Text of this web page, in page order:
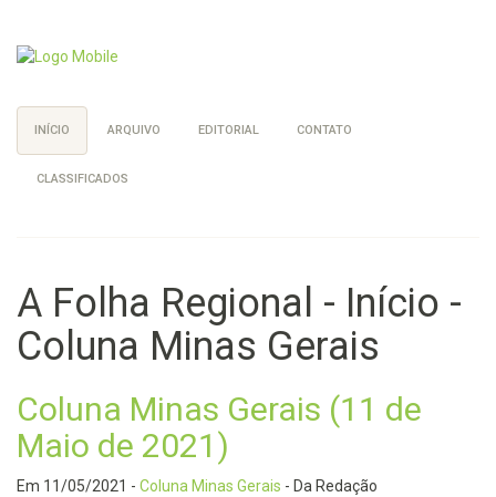
INÍCIO ARQUIVO EDITORIAL CONTATO
CLASSIFICADOS
A Folha Regional - Início -
Coluna Minas Gerais
Coluna Minas Gerais (11 de
Maio de 2021)
Em 11/05/2021 - Coluna Minas Gerais - Da Redação